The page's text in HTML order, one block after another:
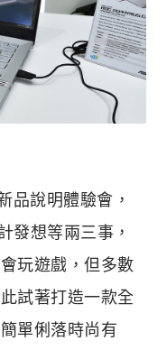
品說明體驗會，
發想等兩三事，
玩遊戲，但多數
試著打造一款全
單俐落時尚有